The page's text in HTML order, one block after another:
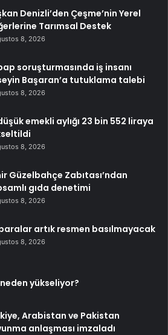
Denizli’den Çeşme’nin Yerel
Tarımsal Destek
8, 2026
soruşturmasında iş insanı
Başaran’a tutuklama talebi
8, 2026
emekli aylığı 23 bin 552 liraya
8, 2026
Güzelbahçe Zabıtası’ndan
gıda denetimi
8, 2026
artık resmen basılmayacak
8, 2026
yükseliyor?
Arabistan ve Pakistan
anlaşması imzaladı